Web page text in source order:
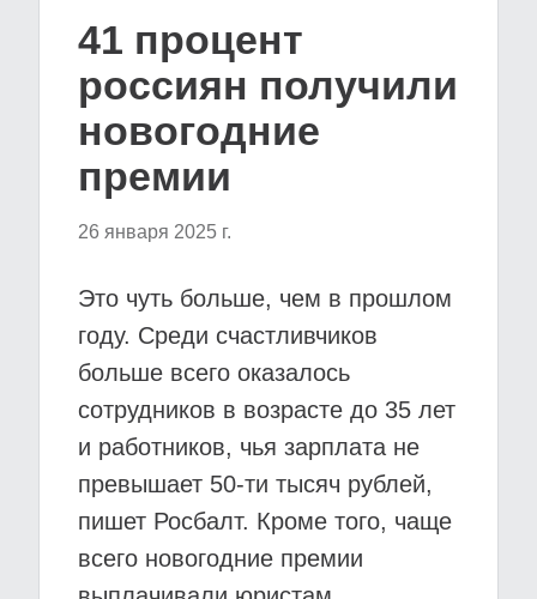
41 процент
россиян получили
новогодние
премии
26 января 2025 г.
Это чуть больше, чем в прошлом
году. Среди счастливчиков
больше всего оказалось
сотрудников в возрасте до 35 лет
и работников, чья зарплата не
превышает 50-ти тысяч рублей,
пишет Росбалт. Кроме того, чаще
всего новогодние премии